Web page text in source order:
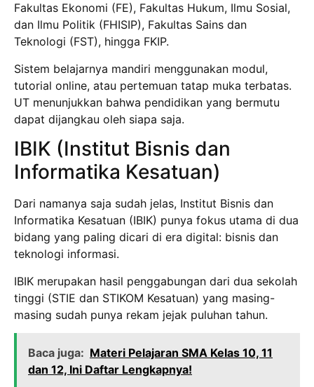
Fakultas Ekonomi (FE), Fakultas Hukum, Ilmu Sosial,
dan Ilmu Politik (FHISIP), Fakultas Sains dan
Teknologi (FST), hingga FKIP.
Sistem belajarnya mandiri menggunakan modul,
tutorial online, atau pertemuan tatap muka terbatas.
UT menunjukkan bahwa pendidikan yang bermutu
dapat dijangkau oleh siapa saja.
IBIK (Institut Bisnis dan
Informatika Kesatuan)
Dari namanya saja sudah jelas, Institut Bisnis dan
Informatika Kesatuan (IBIK) punya fokus utama di dua
bidang yang paling dicari di era digital: bisnis dan
teknologi informasi.
IBIK merupakan hasil penggabungan dari dua sekolah
tinggi (STIE dan STIKOM Kesatuan) yang masing-
masing sudah punya rekam jejak puluhan tahun.
Baca juga: Materi Pelajaran SMA Kelas 10, 11
dan 12, Ini Daftar Lengkapnya!